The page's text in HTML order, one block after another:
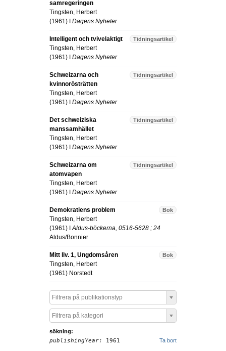
samregeringen
Tingsten, Herbert
(1961) I Dagens Nyheter
Tidningsartikel
Intelligent och tvivelaktigt
Tingsten, Herbert
(1961) I Dagens Nyheter
Tidningsartikel
Schweizarna och
kvinnorösträtten
Tingsten, Herbert
(1961) I Dagens Nyheter
Tidningsartikel
Det schweiziska
manssamhället
Tingsten, Herbert
(1961) I Dagens Nyheter
Tidningsartikel
Schweizarna om
atomvapen
Tingsten, Herbert
(1961) I Dagens Nyheter
Bok
Demokratiens problem
Tingsten, Herbert
(1961) IAldus-böckerna, 0516-5628 ; 24
Aldus/Bonnier
Bok
Mitt liv. 1, Ungdomsåren
Tingsten, Herbert
(1961) Norstedt
Filtrera på publikationstyp
Filtrera på kategori
sökning:
Ta bort
publishingYear: 1961